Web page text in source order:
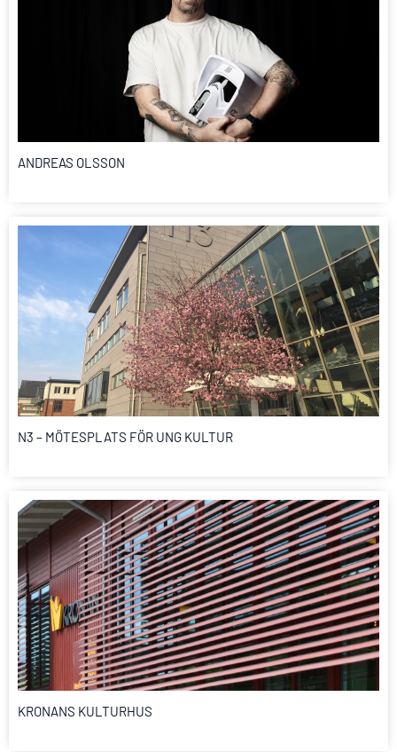
ANDREAS OLSSON
N3 – MÖTESPLATS FÖR UNG KULTUR
KRONANS KULTURHUS